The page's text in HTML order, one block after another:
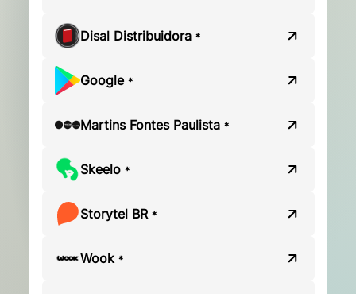
Disal Distribuidora *
Google *
Martins Fontes Paulista *
Skeelo *
Storytel BR *
Wook *